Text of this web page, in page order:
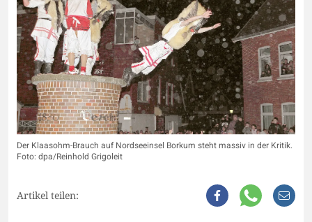
Der Klaasohm-Brauch auf Nordseeinsel Borkum steht massiv in der Kritik.
Foto: dpa/Reinhold Grigoleit
Artikel teilen: